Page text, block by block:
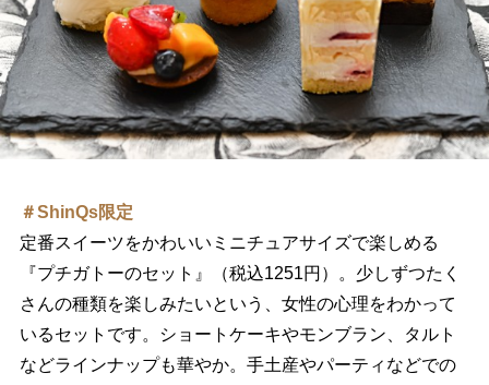
＃ShinQs限定
定番スイーツをかわいいミニチュアサイズで楽しめる
『プチガトーのセット』（税込1251円）。少しずつたく
さんの種類を楽しみたいという、女性の心理をわかって
いるセットです。ショートケーキやモンブラン、タルト
などラインナップも華やか。手土産やパーティなどでの